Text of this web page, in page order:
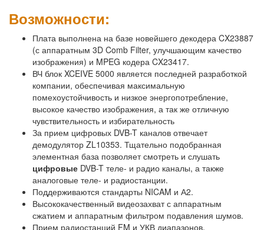
Возможности:
Плата выполнена на базе новейшего декодера CX23887
(с аппаратным 3D Comb Filter, улучшающим качество
изображения) и MPEG кодера CX23417.
ВЧ блок XCEIVE 5000 является последней разработкой
компании, обеспечивая максимальную
помехоустойчивость и низкое энергопотребление,
высокое качество изображения, а так же отличную
чувствительность и избирательность
За прием цифровых DVB-T каналов отвечает
демодулятор ZL10353. Тщательно подобранная
элементная база позволяет смотреть и слушать
цифровые DVB-T теле- и радио каналы, а также
аналоговые теле- и радиостанции.
Поддерживаются стандарты NICAM и А2.
Высококачественный видеозахват с аппаратным
сжатием и аппаратным фильтром подавления шумов.
Прием радиостанций FM и УКВ диапазонов.